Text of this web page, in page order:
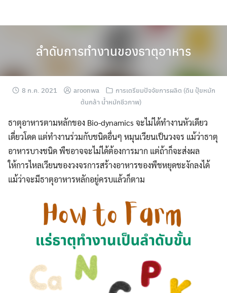
ลำดับการทำงานของธาตุอาหาร
8 ก.ค. 2021 aroonwa
การเตรียมปัจจัยการผลิต (ดิน ปุ๋ยหมัก
ต้นกล้า น้ำหมักชีวภาพ)
ธาตุอาหารตามหลักของ Bio-dynamics จะไม่ได้ทำงานหัวเดียว
เดี่ยวโดด แต่ทำงานร่วมกับชนิดอื่นๆ หมุนเวียนเป็นวงจร แม้ว่าธาตุ
อาหารบางชนิด พืชอาจจะไม่ได้ต้องการมาก แต่ถ้าก็จะส่งผล
ให้การไหลเวียนของวงจรการสร้างอาหารของพืชหยุดชะงักลงได้
แม้ว่าจะมีธาตุอาหารหลักอยู่ครบแล้วก็ตาม